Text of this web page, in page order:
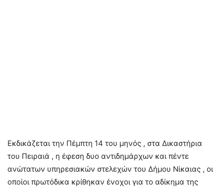
Εκδικάζεται την Πέμπτη 14 του μηνός , στα Δικαστήρια
του Πειραιά , η έφεση δυο αντιδημάρχων και πέντε
ανώτατων υπηρεσιακών στελεχών του Δήμου Νίκαιας , οι
οποίοι πρωτόδικα κρίθηκαν ένοχοι για το αδίκημα της